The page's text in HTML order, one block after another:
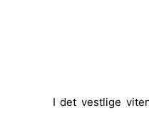
I det vestlige